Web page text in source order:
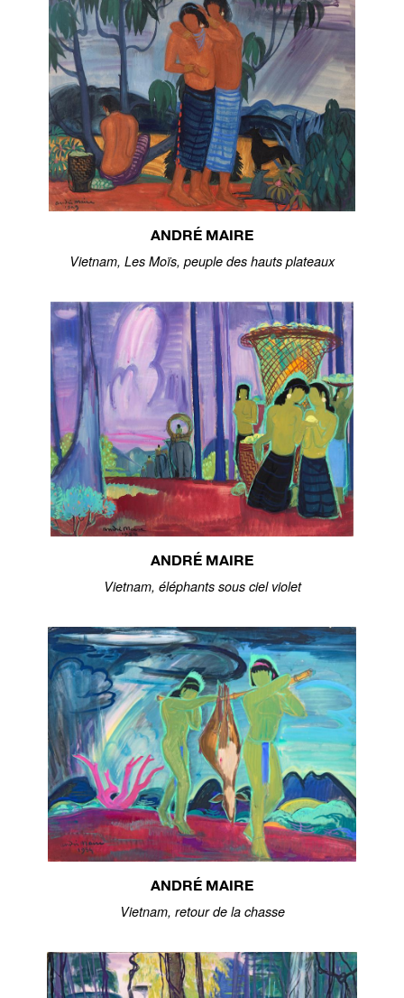
ANDRÉ MAIRE
Vietnam, Les Moïs, peuple des hauts plateaux
ANDRÉ MAIRE
Vietnam, éléphants sous ciel violet
ANDRÉ MAIRE
Vietnam, retour de la chasse